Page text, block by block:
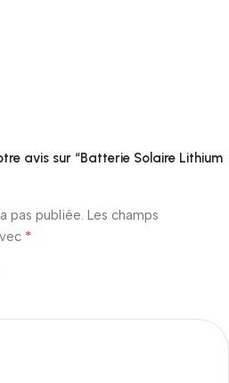
avis sur “Batterie Solaire Lithium
pas publiée. Les champs
*